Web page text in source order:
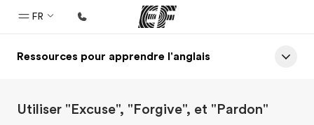
FR
Accueil
Programmes
Ressources pour apprendre l'anglais
Utiliser "Excuse", "Forgive", et "Pardon"